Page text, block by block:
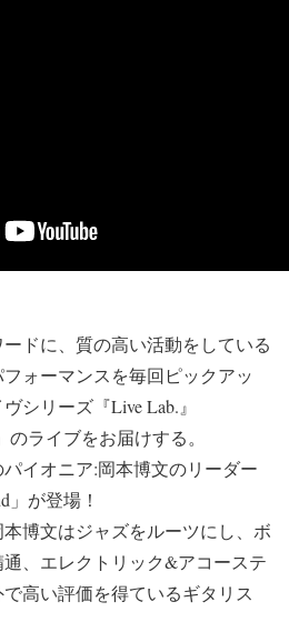
ードに、質の高い活動をしている
ォーマンスを毎回ピックアッ
シリーズ『Live Lab.』
のライブをお届けする。
イオニア:岡本博文のリーダー
」が登場！
博文はジャズをルーツにし、ボ
、エレクトリック&アコーステ
高い評価を得ているギタリス